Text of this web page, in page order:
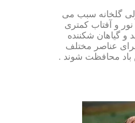
گلخانه سبب می
و آفتاب کمتری
و گیاهان شکننده
عناصر مختلف
محافظت شوند .